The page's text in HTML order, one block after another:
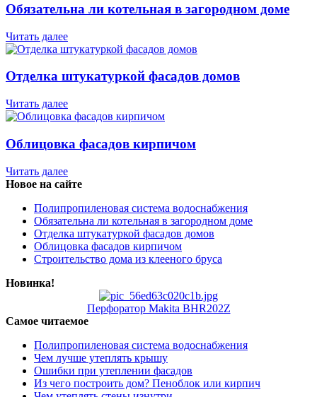
Обязательна ли котельная в загородном доме
Читать далее
Отделка штукатуркой фасадов домов
Читать далее
Облицовка фасадов кирпичом
Читать далее
Новое на сайте
Полипропиленовая система водоснабжения
Обязательна ли котельная в загородном доме
Отделка штукатуркой фасадов домов
Облицовка фасадов кирпичом
Строительство дома из клееного бруса
Новинка!
Перфоратор Makita BHR202Z
Самое читаемое
Полипропиленовая система водоснабжения
Чем лучше утеплять крышу
Ошибки при утеплении фасадов
Из чего построить дом? Пеноблок или кирпич